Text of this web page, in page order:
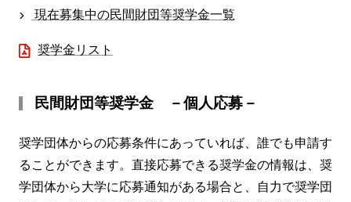
現在募集中の民間財団等奨学金一覧
奨学金リスト
民間財団等奨学金 －個人応募－
奨学団体からの応募条件にあっていれば、誰でも申請す
ることができます。直接応募できる奨学金の情報は、奨
学団体から大学に応募通知がある場合と、自力で奨学団